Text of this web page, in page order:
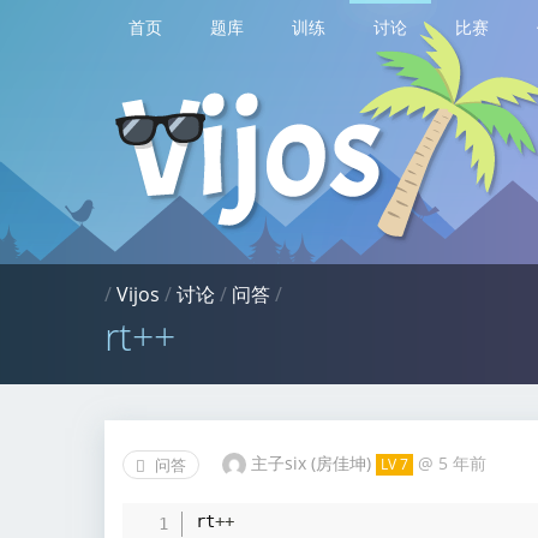
首页 题库 训练 讨论 比赛
/Vijos /讨论/ 问答/
rt++
问答 主子six (房佳坤) LV 7 @ 5 年前
rt++